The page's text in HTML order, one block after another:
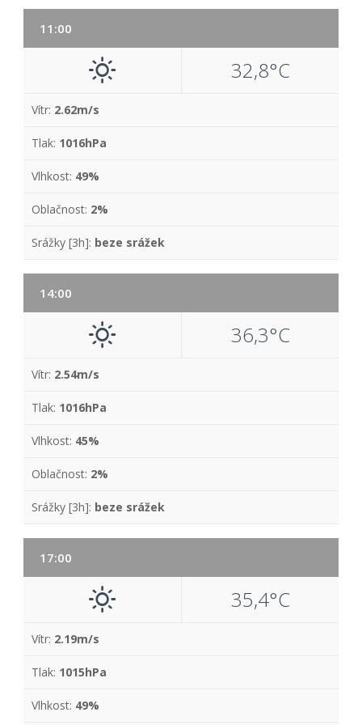
11:00
32,8°C
Vítr: 2.62m/s
Tlak: 1016hPa
Vlhkost: 49%
Oblačnost: 2%
Srážky [3h]: beze srážek
14:00
36,3°C
Vítr: 2.54m/s
Tlak: 1016hPa
Vlhkost: 45%
Oblačnost: 2%
Srážky [3h]: beze srážek
17:00
35,4°C
Vítr: 2.19m/s
Tlak: 1015hPa
Vlhkost: 49%